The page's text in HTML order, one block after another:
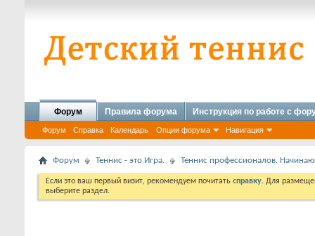
Форум
Форум Справка Календарь Опции форума Навигация
Правила форума Инструкция по работе с
Форум Теннис - это Игра. Теннис профессионалов.
Если это ваш первый визит, рекомендуем почитать справку. Для
выберите раздел.